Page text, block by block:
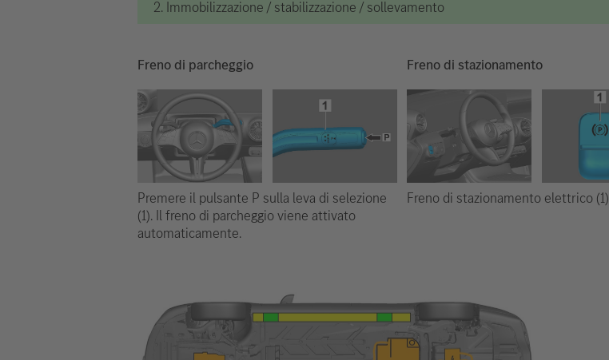
2. Immobilizzazione / stabilizzazione / sollevamento
Freno di parcheggio
Premere il pulsante P sulla leva di selezione
(1). Il freno di parcheggio viene attivato
automaticamente.
Freno di stazionamento
Freno di stazionamento elettrico (1)